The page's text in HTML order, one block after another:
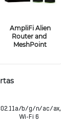
Router and
MeshPoint
b/g/n/ac/ax,
Wi-Fi 6